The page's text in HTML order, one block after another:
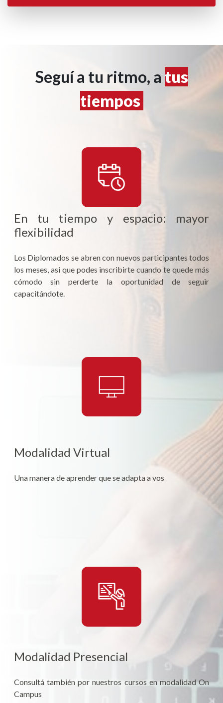
Seguí a tu ritmo, a tus
tiempos
En tu tiempo y espacio: mayor
flexibilidad
Los Diplomados se abren con nuevos participantes todos
los meses, asi que podes inscribirte cuando te quede más
cómodo sin perderte la oportunidad de seguir
capacitándote.
Modalidad Virtual
Una manera de aprender que se adapta a vos
Modalidad Presencial
Consultá también por nuestros cursos en modalidad On
Campus